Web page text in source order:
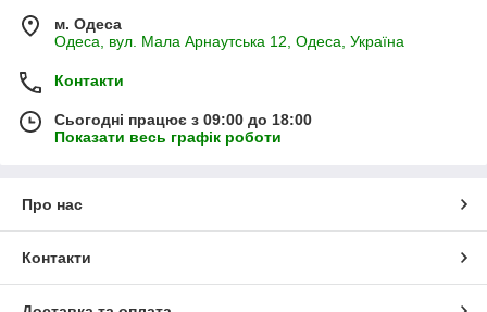
м. Одеса
Одеса, вул. Мала Арнаутська 12, Одеса, Україна
Контакти
Сьогодні працює з 09:00 до 18:00
Показати весь графік роботи
Про нас
Контакти